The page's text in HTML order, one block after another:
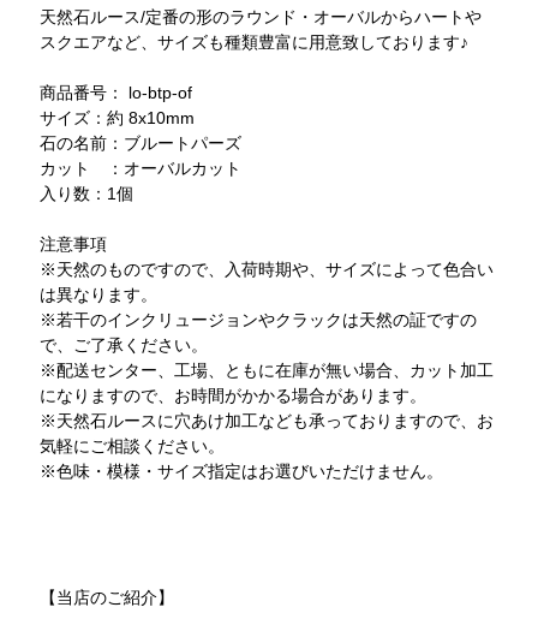
天然石ルース/定番の形のラウンド・オーバルからハートや
スクエアなど、サイズも種類豊富に用意致しております♪
商品番号： lo-btp-of
サイズ：約 8x10mm
石の名前：ブルートパーズ
カット ：オーバルカット
入り数：1個
注意事項
※天然のものですので、入荷時期や、サイズによって色合い
は異なります。
※若干のインクリュージョンやクラックは天然の証ですの
で、ご了承ください。
※配送センター、工場、ともに在庫が無い場合、カット加工
になりますので、お時間がかかる場合があります。
※天然石ルースに穴あけ加工なども承っておりますので、お
気軽にご相談ください。
※色味・模様・サイズ指定はお選びいただけません。
【当店のご紹介】